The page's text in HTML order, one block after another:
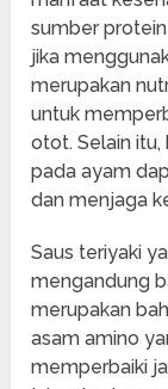
sumber
jika
merupakan
untuk
otot. Selain
pada ayam
dan menjaga
Saus teriyaki
mengandung
merupakan
asam amino
memperbaiki